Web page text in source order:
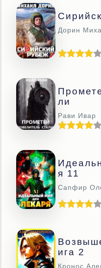
Дорин
Ли
Рави Ивар
Я 11
Сапфир
Ига 2
Кронос